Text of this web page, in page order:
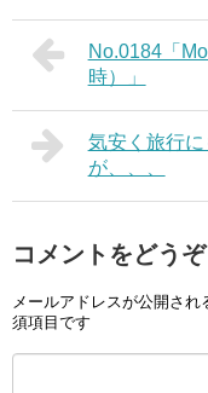
No.0184「
時）」
気安く旅行
が、、、
コメントをどうぞ
メールアドレスが公開され
須項目です